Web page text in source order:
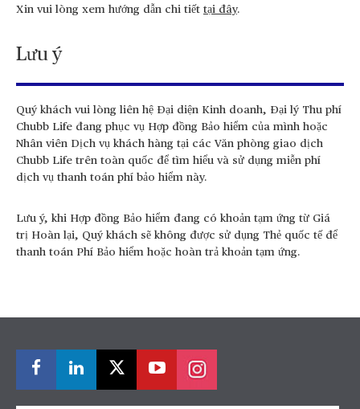
Xin vui lòng xem hướng dẫn chi tiết tại đây.
Lưu ý
Quý khách vui lòng liên hệ Đại diện Kinh doanh, Đại lý Thu phí
Chubb Life đang phục vụ Hợp đồng Bảo hiểm của mình hoặc
Nhân viên Dịch vụ khách hàng tại các Văn phòng giao dịch
Chubb Life trên toàn quốc để tìm hiểu và sử dụng miễn phí
dịch vụ thanh toán phí bảo hiểm này.
Lưu ý, khi Hợp đồng Bảo hiểm đang có khoản tạm ứng từ Giá
trị Hoàn lại, Quý khách sẽ không được sử dụng Thẻ quốc tế để
thanh toán Phí Bảo hiểm hoặc hoàn trả khoản tạm ứng.